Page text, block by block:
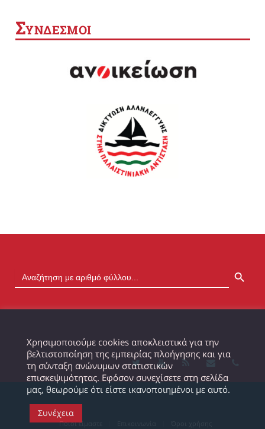
ΣΥΝΔΕΣΜΟΙ
Ποιοι είμαστε
Χρησιμοποιούμε cookies αποκλειστικά για την
βελτιστοποίηση της εμπειρίας πλοήγησης και για
τη σύνταξη ανώνυμων στατιστικών
επισκεψιμότητας. Εφόσον συνεχίσετε στη σελίδα
μας, θεωρούμε ότι είστε ικανοποιημένοι με αυτό.
Συνέχεια